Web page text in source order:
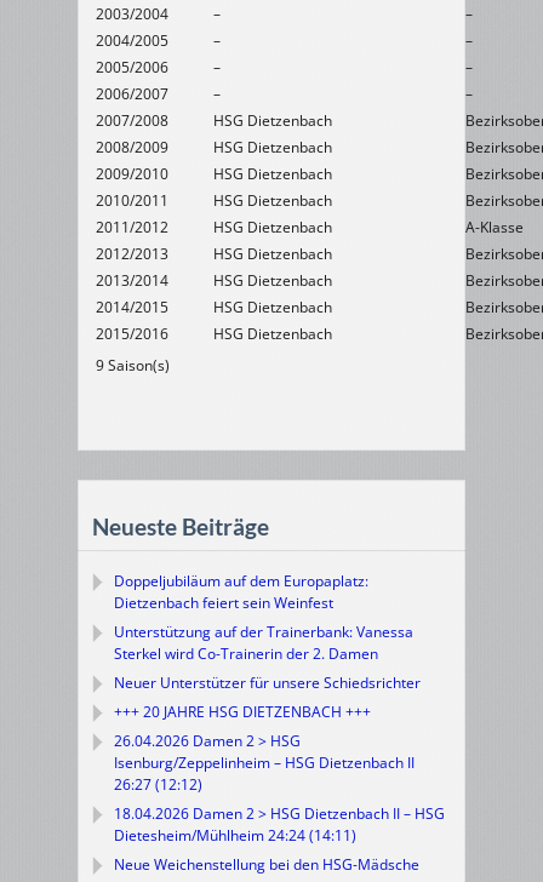
2003/2004
–
–
2004/2005
–
–
2005/2006
–
–
2006/2007
–
–
2007/2008
HSG Dietzenbach
2008/2009
HSG Dietzenbach
2009/2010
HSG Dietzenbach
2010/2011
HSG Dietzenbach
2011/2012
HSG Dietzenbach
A-Klasse
2012/2013
HSG Dietzenbach
2013/2014
HSG Dietzenbach
2014/2015
HSG Dietzenbach
2015/2016
HSG Dietzenbach
9 Saison(s)
Neueste Beiträge
Doppeljubiläum auf dem Europaplatz:
Dietzenbach feiert sein Weinfest
Unterstützung auf der Trainerbank: Vanessa
Sterkel wird Co-Trainerin der 2. Damen
Neuer Unterstützer für unsere Schiedsrichter
+++ 20 JAHRE HSG DIETZENBACH +++
26.04.2026 Damen 2 > HSG
Isenburg/Zeppelinheim – HSG Dietzenbach II
26:27 (12:12)
18.04.2026 Damen 2 > HSG Dietzenbach II – HSG
Dietesheim/Mühlheim 24:24 (14:11)
Neue Weichenstellung bei den HSG-Mädsche